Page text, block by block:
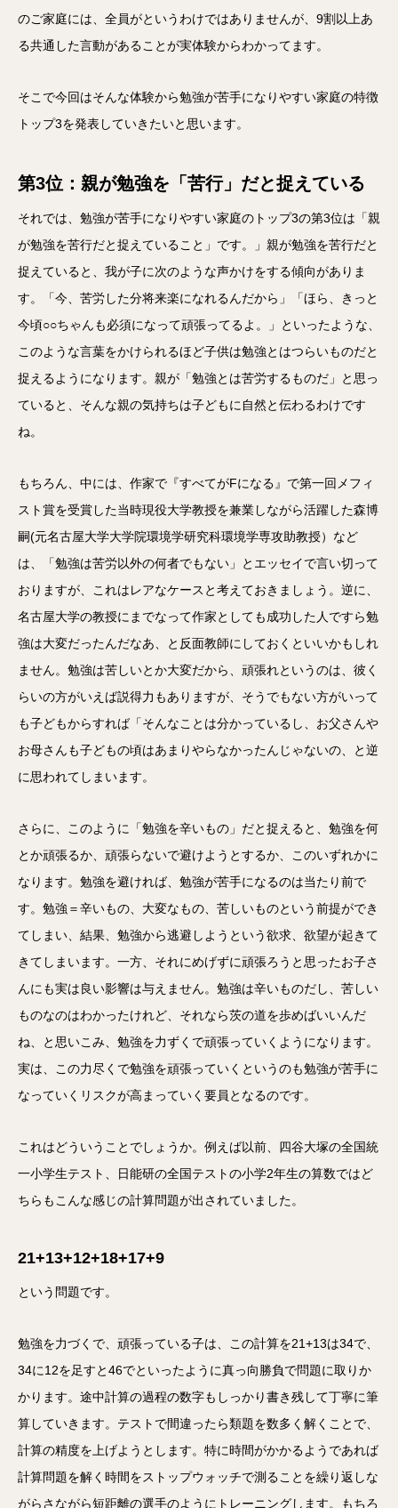
のご家庭には、全員がというわけではありませんが、9割以上あ
る共通した言動があることが実体験からわかってます。
そこで今回はそんな体験から勉強が苦手になりやすい家庭の特徴
トップ3を発表していきたいと思います。
第3位：親が勉強を「苦行」だと捉えている
それでは、勉強が苦手になりやすい家庭のトップ3の第3位は「親
が勉強を苦行だと捉えていること」です。」親が勉強を苦行だと
捉えていると、我が子に次のような声かけをする傾向がありま
す。「今、苦労した分将来楽になれるんだから」「ほら、きっと
今頃○○ちゃんも必須になって頑張ってるよ。」といったような、
このような言葉をかけられるほど子供は勉強とはつらいものだと
捉えるようになります。親が「勉強とは苦労するものだ」と思っ
ていると、そんな親の気持ちは子どもに自然と伝わるわけです
ね。
もちろん、中には、作家で『すべてがFになる』で第一回メフィ
スト賞を受賞した当時現役大学教授を兼業しながら活躍した森博
嗣(元名古屋大学大学院環境学研究科環境学専攻助教授）など
は、「勉強は苦労以外の何者でもない」とエッセイで言い切って
おりますが、これはレアなケースと考えておきましょう。逆に、
名古屋大学の教授にまでなって作家としても成功した人ですら勉
強は大変だったんだなあ、と反面教師にしておくといいかもしれ
ません。勉強は苦しいとか大変だから、頑張れというのは、彼く
らいの方がいえば説得力もありますが、そうでもない方がいって
も子どもからすれば「そんなことは分かっているし、お父さんや
お母さんも子どもの頃はあまりやらなかったんじゃないの、と逆
に思われてしまいます。
さらに、このように「勉強を辛いもの」だと捉えると、勉強を何
とか頑張るか、頑張らないで避けようとするか、このいずれかに
なります。勉強を避ければ、勉強が苦手になるのは当たり前で
す。勉強＝辛いもの、大変なもの、苦しいものという前提ができ
てしまい、結果、勉強から逃避しようという欲求、欲望が起きて
きてしまいます。一方、それにめげずに頑張ろうと思ったお子さ
んにも実は良い影響は与えません。勉強は辛いものだし、苦しい
ものなのはわかったけれど、それなら茨の道を歩めばいいんだ
ね、と思いこみ、勉強を力ずくで頑張っていくようになります。
実は、この力尽くで勉強を頑張っていくというのも勉強が苦手に
なっていくリスクが高まっていく要員となるのです。
これはどういうことでしょうか。例えば以前、四谷大塚の全国統
一小学生テスト、日能研の全国テストの小学2年生の算数ではど
ちらもこんな感じの計算問題が出されていました。
21+13+12+18+17+9
という問題です。
勉強を力づくで、頑張っている子は、この計算を21+13は34で、
34に12を足すと46でといったように真っ向勝負で問題に取りか
かります。途中計算の過程の数字もしっかり書き残して丁寧に筆
算していきます。テストで間違ったら類題を数多く解くことで、
計算の精度を上げようとします。特に時間がかかるようであれば
計算問題を解く時間をストップウォッチで測ることを繰り返しな
がらさながら短距離の選手のようにトレーニングします。もちろ